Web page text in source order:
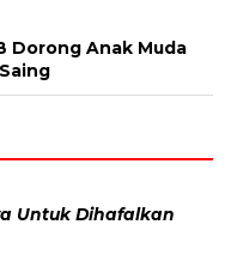
Dorong Anak Muda
Untuk Dihafalkan